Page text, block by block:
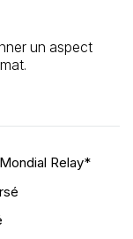
un aspect
Relay*